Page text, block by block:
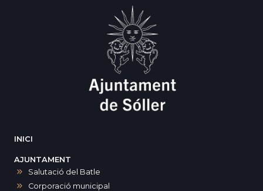
INICI
AJUNTAMENT
Salutació del Batle
Corporació municipal